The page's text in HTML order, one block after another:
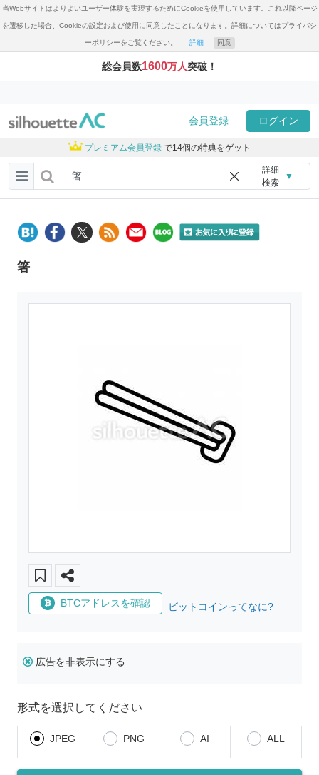
当Webサイトはよりよいユーザー体験を実現するためにCookieを使用しています。これ以降ページ
を遷移した場合、Cookieの設定および使用に同意したことになります。詳細についてはプライバシ
ーポリシーをご覧ください。 詳細 同意
総会員数1600万人突破！
会員登録 ログイン
プレミアム会員登録 で14個の特典をゲット
詳細
検索
▼
箸
BTCアドレスを確認 ビットコインってなに?
広告を非表示にする
形式を選択してください
JPEG PNG AI ALL